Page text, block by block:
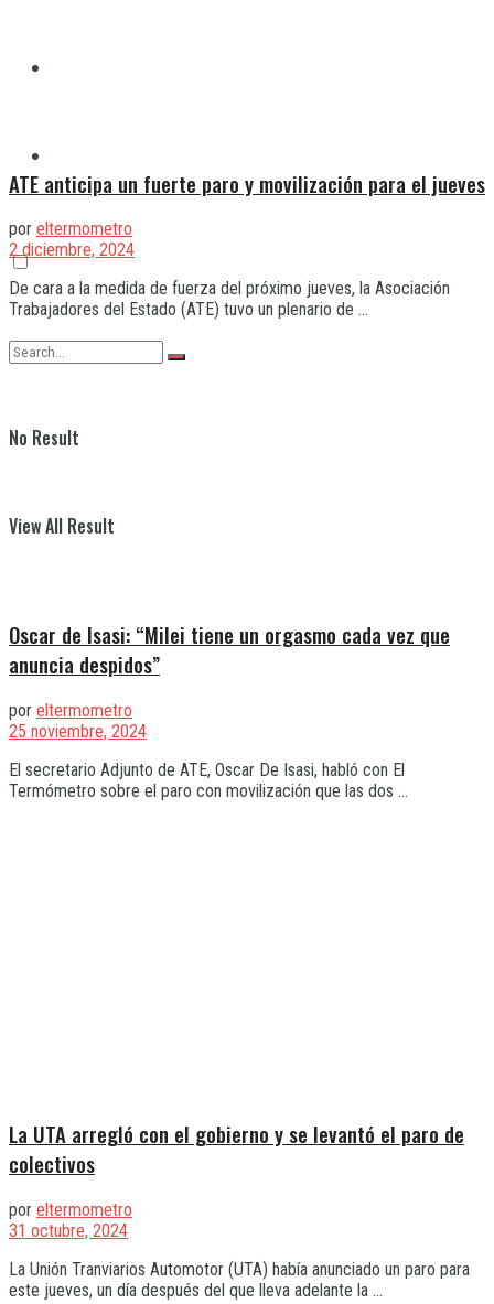
No Result
View All Result
ATE anticipa un fuerte paro y movilización para el jueves
por eltermometro
2 diciembre, 2024
De cara a la medida de fuerza del próximo jueves, la Asociación
Trabajadores del Estado (ATE) tuvo un plenario de ...
Oscar de Isasi: “Milei tiene un orgasmo cada vez que
anuncia despidos”
por eltermometro
25 noviembre, 2024
El secretario Adjunto de ATE, Oscar De Isasi, habló con El
Termómetro sobre el paro con movilización que las dos ...
La UTA arregló con el gobierno y se levantó el paro de
colectivos
por eltermometro
31 octubre, 2024
La Unión Tranviarios Automotor (UTA) había anunciado un paro para
este jueves, un día después del que lleva adelante la ...